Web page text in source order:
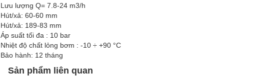
Lưu lượng Q= 7.8-24 m3/h
Hút/xả: 60-60 mm
Hút/xả: 189-83 mm
Áp suất tối đa : 10 bar
Nhiệt độ chất lỏng bơm : -10 ÷ +90 °C
Bảo hành: 12 tháng
Sản phẩm liên quan